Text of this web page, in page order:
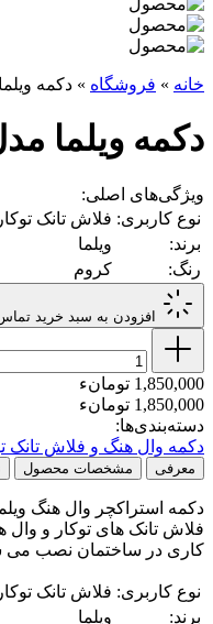
خانه » فروشگاه » دکمه
دکمه ویلما
ویژگی‌های اصلی:
نوع کاربری: فلاش تانک
برند:
ویلما
رنگ:
کروم
افزودن به سبد خرید
1,850,000 تومانء
1,850,000 تومانء
دسته‌بندی‌ها:
دکمه وال هنگ و فلاش تانک
معرفی مشخصات محصول
دکمه استراکچر وال هنگ
فلاش تانک های توکار و
کاری در ساختمان نصب می
نوع کاربری: فلاش تانک
برند:
ویلما